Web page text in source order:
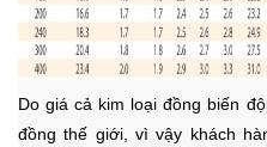
Do giá cả kim loại đồng biến
đồng thế giới, vì vậy khách